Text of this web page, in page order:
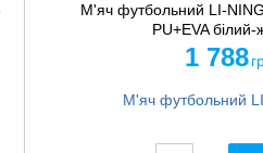
М'яч футбольний LI-
PU+EVA білий-
1 788